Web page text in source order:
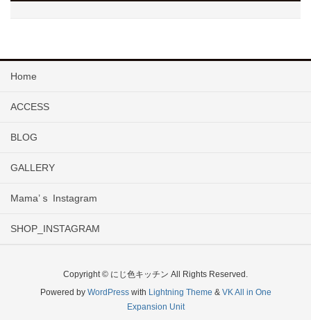
Home
ACCESS
BLOG
GALLERY
Mama’ｓ Instagram
SHOP_INSTAGRAM
Copyright © にじ色キッチン All Rights Reserved.
Powered by WordPresswith Lightning Theme & VK All in One
Expansion Unit